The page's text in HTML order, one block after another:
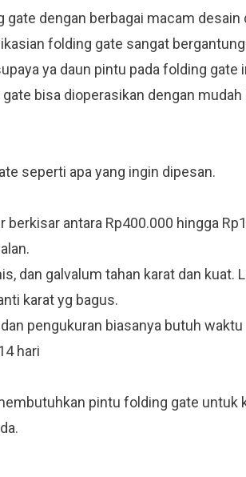
dengan berbagai macam desain
folding gate sangat bergantung
ya daun pintu pada folding gate
bisa dioperasikan dengan mudah
seperti apa yang ingin dipesan.
antara Rp400.000 hingga
dan galvalum tahan karat dan kuat.
karat yg bagus.
pengukuran biasanya butuh
hari
pintu folding gate untuk